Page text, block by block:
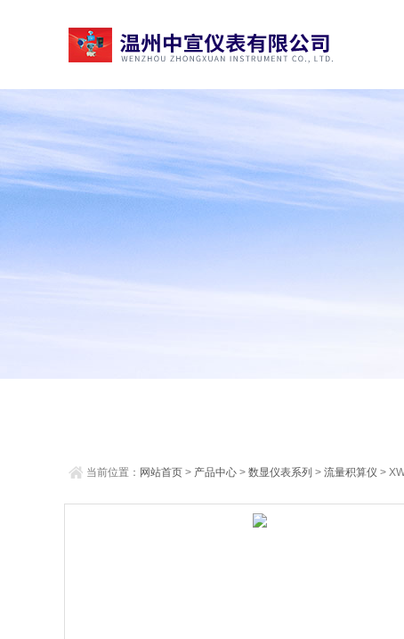
当前位置： 网站首页 > 产品中心 > 数显仪表系列 > 流量积算仪 >